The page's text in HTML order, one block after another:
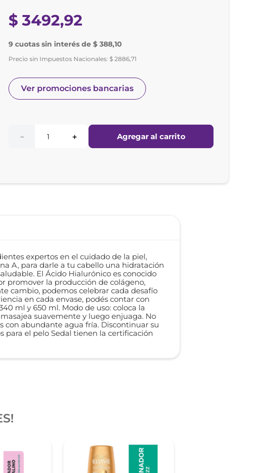
$ 3492,92
9 cuotas sin interés de $ 388,10
Precio sin Impuestos Nacionales:$ 2886,71
Ver promociones bancarias
＋
－ Agregar al carrito
expertos en el cuidado de la piel,
A, para darle a tu cabello una hidratación
El Ácido Hialurónico es conocido
promover la producción de colágeno,
cambio, podemos celebrar cada desafío
en cada envase, podés contar con
ml y 650 ml. Modo de uso: coloca la
suavemente y luego enjuaga. No
con abundante agua fría. Discontinuar su
para el pelo Sedal tienen la certificación